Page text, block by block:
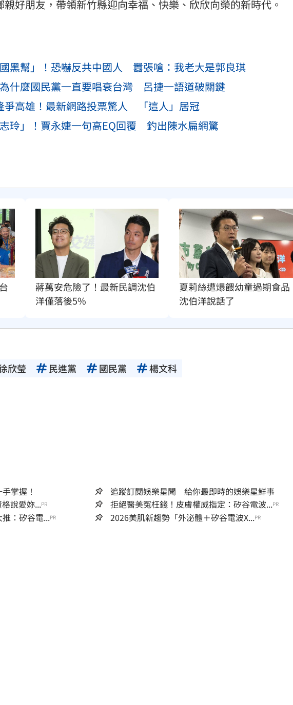
好朋友，帶領新竹縣迎向幸福、快樂、欣欣向榮的新時代。
黑幫」！恐嚇反共中國人 囂張嗆：我老大是郭良琪
什麼國民黨一直要唱衰台灣 呂捷一語道破關鍵
爭高雄！最新網路投票驚人 「這人」居冠
玲」！賈永婕一句高EQ回覆 釣出陳水扁網驚
蔣萬安危險了！最新民調沈伯
洋僅落後5%
夏莉絲遭爆餵幼童過期食品
沈伯洋說話了
欣瑩 民進黨 國民黨 楊文科
掌握！
追蹤訂閱娛樂星聞 給你最即時的娛樂星鮮事
說愛妳...PR 拒絕醫美冤枉錢！皮膚權威指定：矽谷電波...PR
：矽谷電...PR 2026美肌新趨勢「外泌體＋矽谷電波X...PR